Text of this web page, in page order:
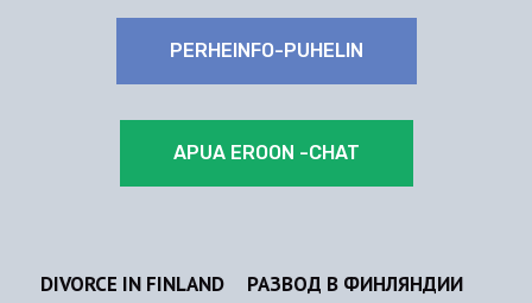
PERHEINFO-PUHELIN
APUA EROON -CHAT
DIVORCE IN FINLAND
РАЗВОД В ФИНЛЯНДИИ